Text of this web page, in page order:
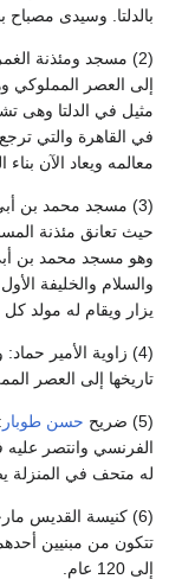
بالدلتا. وسيدى مصباح
(2) مسجد ومئذنة
إلى العصر المملوكي
مثيل في الدلتا وهى تشبه
في القاهرة والتي ترجع
معالمه ويعاد الآن بناء
حيث تعانق مئذنة
وهو مسجد محمد بن أبى
يزار ويقام له مولد كل
(4) زاوية الأمير حماد:
تاريخها إلى العصر
حسن طوبار:
الفرنسي وانتصر عليه في
له متحف في المنزلة
(6) كنيسة القديس
إلى 120 عام.